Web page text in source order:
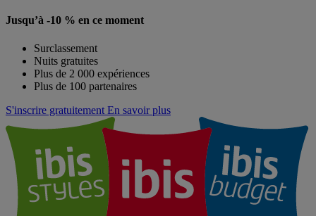
Jusqu’à -10 % en ce moment
Surclassement
Nuits gratuites
Plus de 2 000 expériences
Plus de 100 partenaires
S'inscrire gratuitement En savoir plus